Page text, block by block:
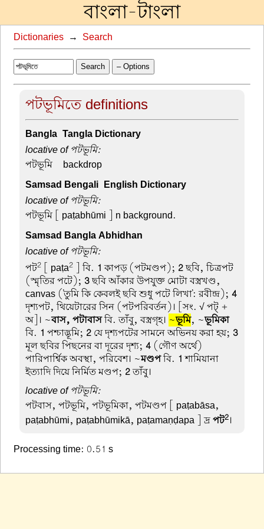
বাংলা-টাংলা
Dictionaries → Search
Search – Options
পটভূমিতে definitions
Bangla-Tangla Dictionary
locative of পটভূমি:
পটভূমি – backdrop
Samsad Bengali-English Dictionary
locative of পটভূমি:
পটভূমি [ paṭabhūmi ] n background.
Samsad Bangla Abhidhan
locative of পটভূমি:
পট2 [ paṭa2 ] বি. 1 কাপড় (পটমণ্ডপ); 2ছবি, চিত্রপট
(স্মৃতির পটে); 3ছবি আঁকার উপযুক্ত মোটা বস্ত্রখণ্ড,
canvas ('তুমি কি কেবলই ছবি শুধু পটে লিখা': রবীন্দ্র);4
দৃশ্যপট, থিয়েটারের সিন (পটপরিবর্তন)। [সং. √ পট্ +
অ]। ~বাস, পটাবাসবি. তাঁবু, বস্ত্রগৃহ। ~ভূমি, ~ভূমিকা
বি. 1 পশ্চাদ্ভূমি; 2 যে দৃশ্যপটের সামনে অভিনয় করা হয়; 3
মূল ছবির পিছনের বা দূরের দৃশ্য;4 (গৌণ অর্থে)
পারিপার্শ্বিক অবস্থা, পরিবেশ। ~মণ্ডপবি. 1 শামিয়ানা
ইত্যাদি দিয়ে নির্মিত মণ্ডপ; 2তাঁবু।
locative of পটভূমি:
পটবাস, পটভূমি, পটভূমিকা, পটমণ্ডপ [ paṭabāsa,
paṭabhūmi, paṭabhūmikā, paṭamaṇḍapa ] দ্রপট2।
Processing time: 0.51 s